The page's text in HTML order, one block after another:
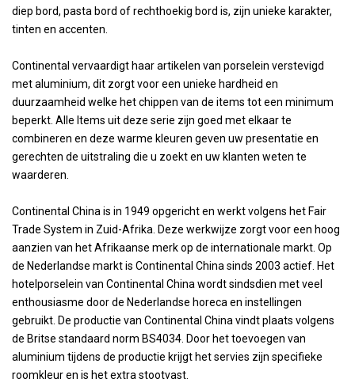
diep bord, pasta bord of rechthoekig bord is, zijn unieke karakter,
tinten en accenten.
Continental vervaardigt haar artikelen van porselein verstevigd
met aluminium, dit zorgt voor een unieke hardheid en
duurzaamheid welke het chippen van de items tot een minimum
beperkt. Alle Items uit deze serie zijn goed met elkaar te
combineren en deze warme kleuren geven uw presentatie en
gerechten de uitstraling die u zoekt en uw klanten weten te
waarderen.
Continental China is in 1949 opgericht en werkt volgens het Fair
Trade System in Zuid-Afrika. Deze werkwijze zorgt voor een hoog
aanzien van het Afrikaanse merk op de internationale markt. Op
de Nederlandse markt is Continental China sinds 2003 actief. Het
hotelporselein van Continental China wordt sindsdien met veel
enthousiasme door de Nederlandse horeca en instellingen
gebruikt. De productie van Continental China vindt plaats volgens
de Britse standaard norm BS4034. Door het toevoegen van
aluminium tijdens de productie krijgt het servies zijn specifieke
roomkleur en is het extra stootvast.